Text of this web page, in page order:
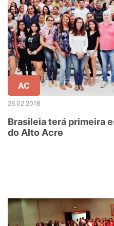
AC
26.02.2018
Brasileia terá primeira
do Alto Acre